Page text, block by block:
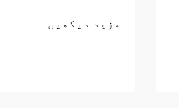
مزید دیکھیں